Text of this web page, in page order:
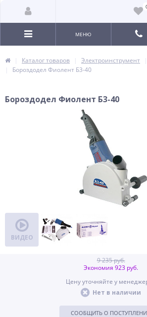
МЕНЮ
Каталог товаров Электроинструмент
Бороздодел Фиолент Б3-40
Бороздодел Фиолент Б3-40
ВИДЕО
9 235 руб.
Экономия 923 руб.
Цену уточняйте у
Нет в наличии
СООБЩИТЬ О